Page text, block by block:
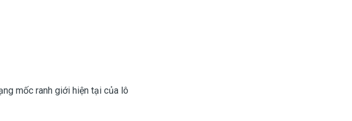
mốc ranh giới hiện tại của lô